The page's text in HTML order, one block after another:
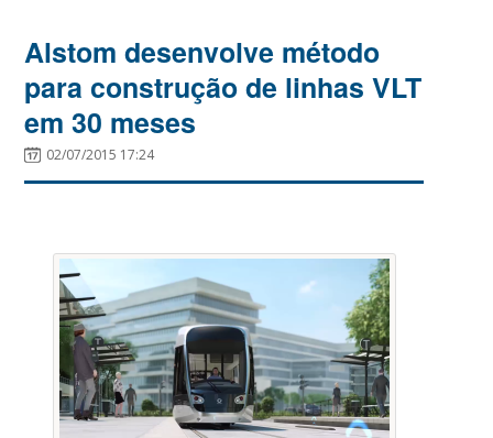
Alstom desenvolve método
para construção de linhas VLT
em 30 meses
02/07/2015 17:24